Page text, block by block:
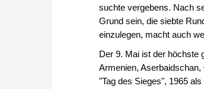
suchte vergebens. Nach
Grund sein, die siebte
einzulegen, macht auch
Der 9. Mai ist der höchste
Armenien,
"Tag des Sieges", 1965